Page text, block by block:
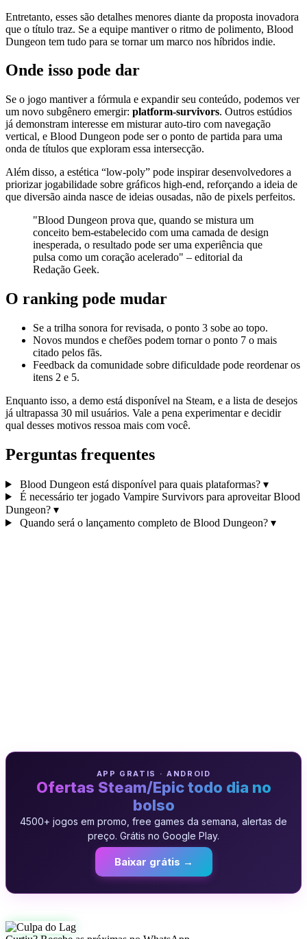
Entretanto, esses são detalhes menores diante da proposta inovadora
que o título traz. Se a equipe mantiver o ritmo de polimento, Blood
Dungeon tem tudo para se tornar um marco nos híbridos indie.
Onde isso pode dar
Se o jogo mantiver a fórmula e expandir seu conteúdo, podemos ver
um novo subgênero emergir: platform‑survivors. Outros estúdios
já demonstram interesse em misturar auto‑tiro com navegação
vertical, e Blood Dungeon pode ser o ponto de partida para uma
onda de títulos que exploram essa intersecção.
Além disso, a estética “low‑poly” pode inspirar desenvolvedores a
priorizar jogabilidade sobre gráficos high‑end, reforçando a ideia de
que diversão ainda nasce de ideias ousadas, não de pixels perfeitos.
"Blood Dungeon prova que, quando se mistura um
conceito bem‑estabelecido com uma camada de design
inesperada, o resultado pode ser uma experiência que
pulsa como um coração acelerado" – editorial da
Redação Geek.
O ranking pode mudar
Se a trilha sonora for revisada, o ponto 3 sobe ao topo.
Novos mundos e chefões podem tornar o ponto 7 o mais
citado pelos fãs.
Feedback da comunidade sobre dificuldade pode reordenar os
itens 2 e 5.
Enquanto isso, a demo está disponível na Steam, e a lista de desejos
já ultrapassa 30 mil usuários. Vale a pena experimentar e decidir
qual desses motivos ressoa mais com você.
Perguntas frequentes
Blood Dungeon está disponível para quais plataformas? ▾
É necessário ter jogado Vampire Survivors para aproveitar Blood
Dungeon? ▾
Quando será o lançamento completo de Blood Dungeon? ▾
APP GRATIS · ANDROID
Ofertas Steam/Epic todo dia no
bolso
4500+ jogos em promo, free games da semana, alertas de
preço. Grátis no Google Play.
Baixar grátis →